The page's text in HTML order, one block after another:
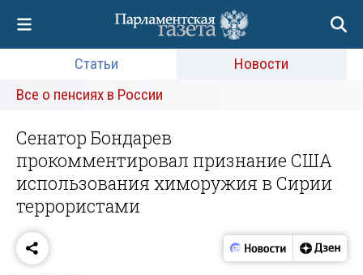
Статьи
Новости
Все о пенсиях в России
Сенатор Бондарев
прокомментировал признание США
использования химоружия в Сирии
террористами